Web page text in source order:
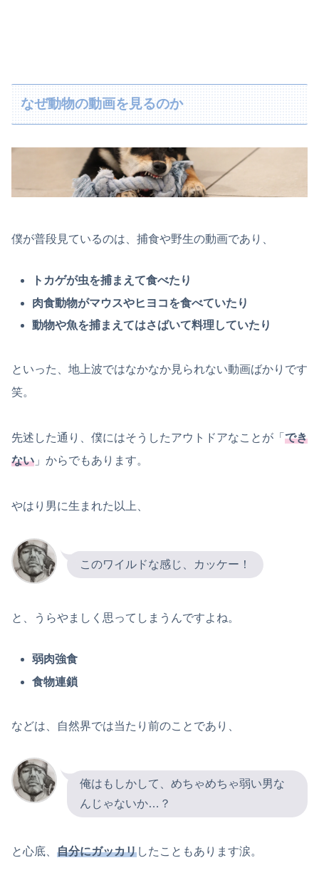
なぜ動物の動画を見るのか
僕が普段見ているのは、捕食や野生の動画であり、
トカゲが虫を捕まえて食べたり
肉食動物がマウスやヒヨコを食べていたり
動物や魚を捕まえてはさばいて料理していたり
といった、地上波ではなかなか見られない動画ばかりです
笑。
先述した通り、僕にはそうしたアウトドアなことが「 でき
ない 」からでもあります。
やはり男に生まれた以上、
このワイルドな感じ、カッケー！
と、うらやましく思ってしまうんですよね。
弱肉強食
食物連鎖
などは、自然界では当たり前のことであり、
俺はもしかして、めちゃめちゃ弱い男な
んじゃないか…？
と心底、 自分にガッカリしたこともあります涙。